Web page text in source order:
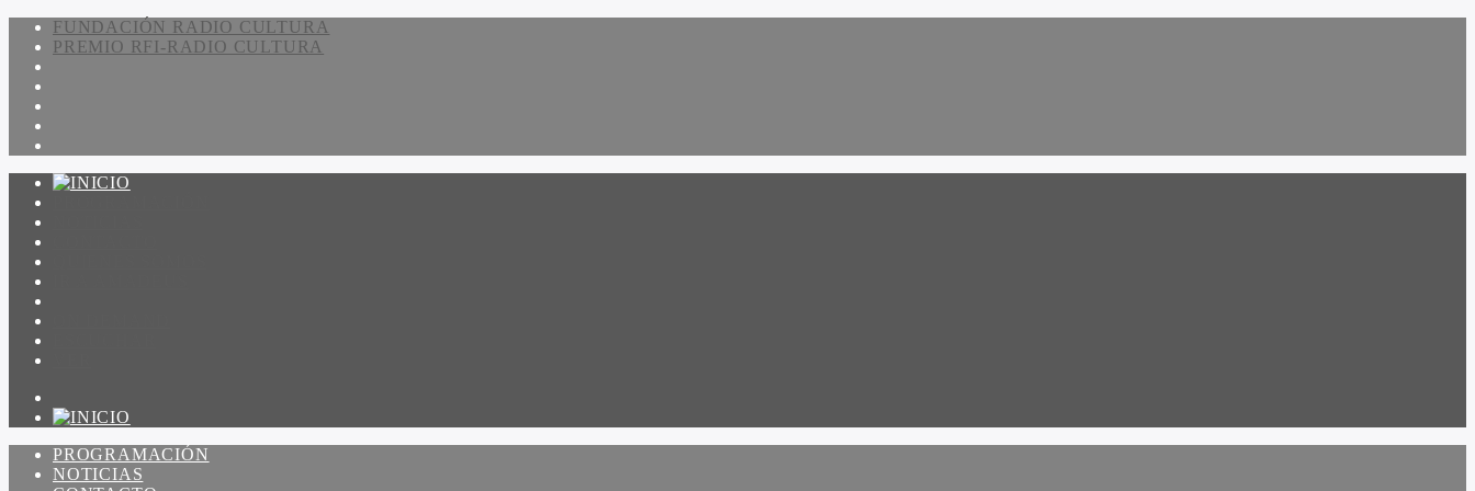
FUNDACIÓN RADIO CULTURA
PREMIO RFI-RADIO CULTURA
PROGRAMACIÓN
NOTICIAS